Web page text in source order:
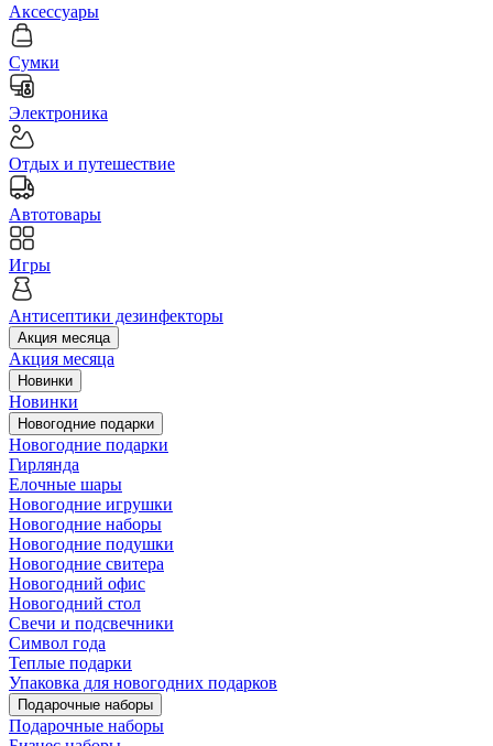
Аксессуары
Сумки
Электроника
Отдых и путешествие
Автотовары
Игры
Антисептики дезинфекторы
Акция месяца
Акция месяца
Новинки
Новинки
Новогодние подарки
Новогодние подарки
Гирлянда
Елочные шары
Новогодние игрушки
Новогодние наборы
Новогодние подушки
Новогодние свитера
Новогодний офис
Новогодний стол
Свечи и подсвечники
Символ года
Теплые подарки
Упаковка для новогодних подарков
Подарочные наборы
Подарочные наборы